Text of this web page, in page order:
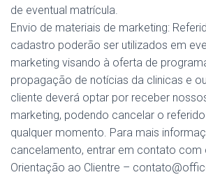
de eventual matrícula.
Envio de materiais de marketing:
cadastro poderão ser utilizados em
marketing visando à oferta de
propagação de notícias da clinicas e
cliente deverá optar por receber
marketing, podendo cancelar o
qualquer momento. Para mais
cancelamento, entrar em contato com
Orientação ao Clientre –